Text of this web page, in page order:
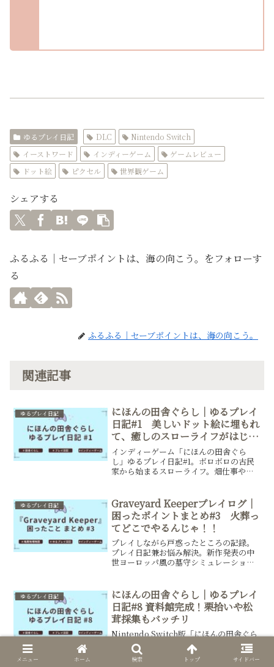
ゆるプレイ日記 DLC
Nintendo Switch
イーストワード
インディーゲーム
ゲームレビュー
ドット絵
ピクセル 世界観ゲーム
シェアする
ふるふる｜セーブポイントは、海の向こう。をフォローす
る
ふるふる｜セーブポイントは、海の向こう。
関連記事
ゆるプレイ日記
にほんの田舎ぐらし｜ゆるプレイ
日記#1 美しいドット絵に埋もれ
て、癒しのスローライフがはじま
る。
インディーゲーム「にほんの田舎ぐら
し」ゆるプレイ日記#1。ボロボロの古民
家から始まるスローライフ。畑仕事や虫
ドット絵に彩られたゲームの記録。
Nintendo Switch版でお送りします。
ゆるプレイ日記
Graveyard Keeperプレイログ｜
困ったポイントまとめ#3 火葬っ
てどこでやるんじゃ！！
プレイしながら戸惑ったところの記録。
プレイ日記兼お悩み解決。新作発表の中
世ヨーロッパ風の墓守シミュレーション
っぱい！Switch・Steam対応の人気タイ
トルです。
ゆるプレイ日記
にほんの田舎ぐらし｜ゆるプレイ
日記#8 資料館完成！栗拾いや松
茸採集もバッチリ
Nintendo Switch版「にほんの田舎ぐら
し」ゆるプレイ日記#8。癒やしの田舎生
活にどっぷり。畑づくりやお金稼ぎ、年
中行事をこなしながらスローライフを送
メニュー ホーム 検索 トップ サイドバー